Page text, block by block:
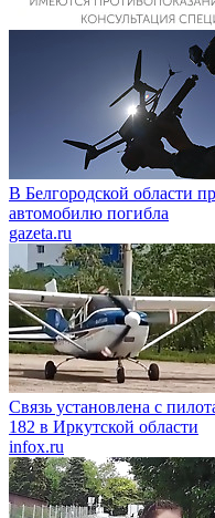
В Белгородской области
автомобилю погибла
gazeta.ru
Связь установлена с
182 в Иркутской области
infox.ru